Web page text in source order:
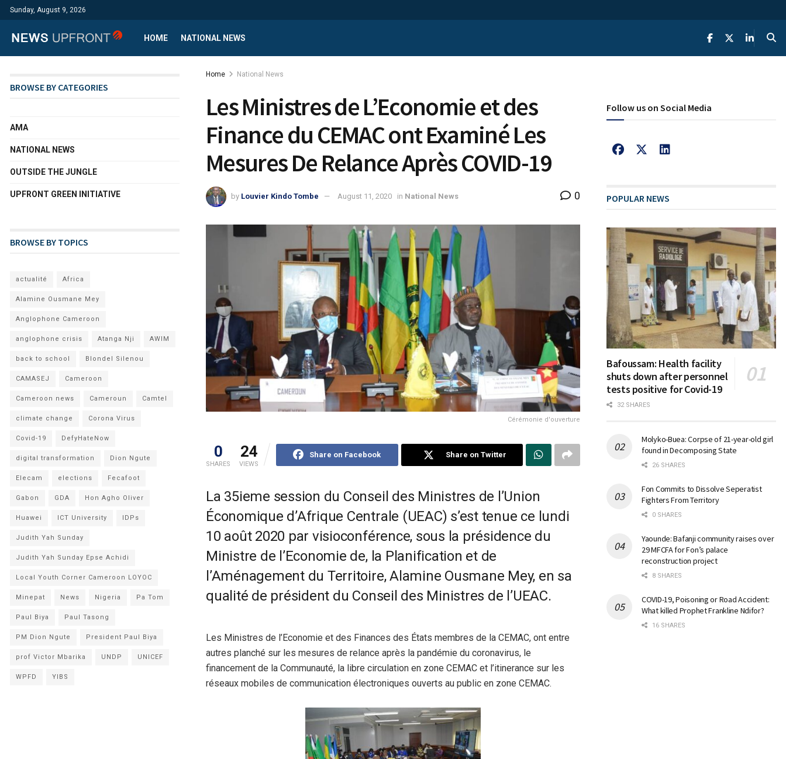
Sunday, August 9, 2026
HOME NATIONAL NEWS
Home National News
Les Ministres de L’Economie et des
Finance du CEMAC ont Examiné Les
Mesures De Relance Après COVID-19
by Louvier Kindo Tombe August 11, 2020 in National News 0
Cérémonie d'ouverture
0
SHARES
24
VIEWS
Share on Facebook Share on Twitter
La 35ieme session du Conseil des Ministres de l’Union
Économique d’Afrique Centrale (UEAC) s’est tenue ce lundi
10 août 2020 par visioconférence, sous la présidence du
Ministre de l’Economie de, la Planification et de
l’Aménagement du Territoire, Alamine Ousmane Mey, en sa
qualité de président du Conseil des Ministres de l’UEAC.
Les Ministres de l’Economie et des Finances des États membres de la CEMAC, ont entre
autres planché sur les mesures de relance après la pandémie du coronavirus, le
financement de la Communauté, la libre circulation en zone CEMAC et l’itinerance sur les
réseaux mobiles de communication électroniques ouverts au public en zone CEMAC.
BROWSE BY CATEGORIES
AMA
NATIONAL NEWS
OUTSIDE THE JUNGLE
UPFRONT GREEN INITIATIVE
BROWSE BY TOPICS
actualité Africa
Alamine Ousmane Mey
Anglophone Cameroon
anglophone crisis Atanga Nji AWIM
back to school Blondel Silenou
CAMASEJ Cameroon
Cameroon news Cameroun Camtel
climate change Corona Virus
Covid-19 DefyHateNow
digital transformation Dion Ngute
Elecam elections Fecafoot
Gabon GDA Hon Agho Oliver
Huawei ICT University IDPs
Judith Yah Sunday
Judith Yah Sunday Epse Achidi
Local Youth Corner Cameroon LOYOC
Minepat News Nigeria Pa Tom
Paul Biya Paul Tasong
PM Dion Ngute President Paul Biya
prof Victor Mbarika UNDP UNICEF
WPFD YIBS
Follow us on Social Media
POPULAR NEWS
Bafoussam: Health facility
shuts down after personnel
tests positive for Covid-19
32 SHARES
Molyko-Buea: Corpse of 21-year-old girl
found in Decomposing State
26 SHARES
Fon Commits to Dissolve Seperatist
Fighters From Territory
0 SHARES
Yaounde: Bafanji community raises over
29 MFCFA for Fon’s palace
reconstruction project
8 SHARES
COVID-19, Poisoning or Road Accident:
What killed Prophet Frankline Ndifor?
16 SHARES